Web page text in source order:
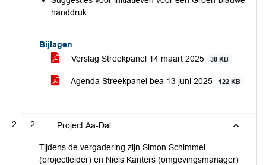
handdruk
Bijlagen
Verslag Streekpanel 14 maart 2025
38 KB
Agenda Streekpanel bea 13 juni 2025 122 KB
2 Project Aa-Dal
Tijdens de vergadering zijn Simon Schimmel
(projectleider) en Niels Kanters (omgevingsmanager)